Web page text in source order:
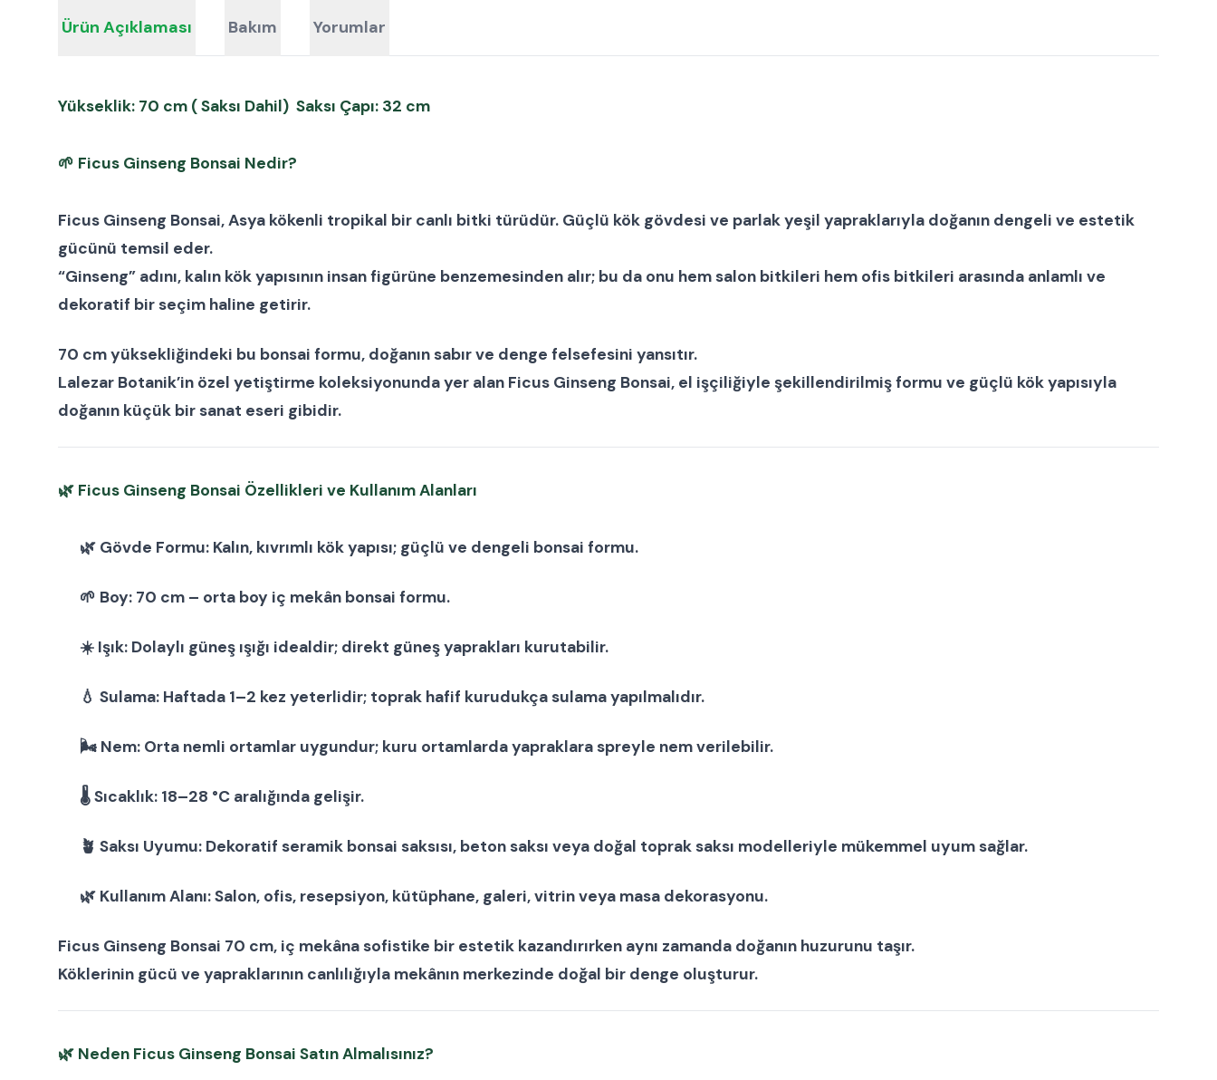
Ürün Açıklaması Bakım Yorumlar
Yükseklik: 70 cm ( Saksı Dahil) Saksı Çapı: 32 cm
🌱 Ficus Ginseng Bonsai Nedir?
Ficus Ginseng Bonsai, Asya kökenli tropikal bir canlı bitki türüdür. Güçlü kök gövdesi ve parlak yeşil yapraklarıyla doğanın dengeli ve estetik
gücünü temsil eder.
“Ginseng” adını, kalın kök yapısının insan figürüne benzemesinden alır; bu da onu hemsalon bitkileri hem ofis bitkileri arasında anlamlı ve
dekoratif bir seçim haline getirir.
70 cmyüksekliğindeki bu bonsai formu, doğanın sabır ve denge felsefesini yansıtır.
Lalezar Botanik’in özel yetiştirme koleksiyonunda yer alan Ficus Ginseng Bonsai, el işçiliğiyle şekillendirilmiş formu ve güçlü kök yapısıyla
doğanın küçük bir sanat eseri gibidir.
🌿 Ficus Ginseng Bonsai Özellikleri ve Kullanım Alanları
🌿 Gövde Formu: Kalın, kıvrımlı kök yapısı; güçlü ve dengeli bonsai formu.
🌱 Boy: 70 cm – orta boy iç mekân bonsai formu.
☀️ Işık: Dolaylı güneş ışığı idealdir; direkt güneş yaprakları kurutabilir.
💧 Sulama: Haftada 1–2 kez yeterlidir; toprak hafif kurudukça sulama yapılmalıdır.
🌬 Nem: Orta nemli ortamlar uygundur; kuru ortamlarda yapraklara spreyle nem verilebilir.
🌡Sıcaklık: 18–28 °C aralığında gelişir.
🪴 Saksı Uyumu: Dekoratif seramik bonsai saksısı, beton saksı veya doğal toprak saksı modelleriyle mükemmel uyum sağlar.
🌿 Kullanım Alanı:Salon, ofis, resepsiyon, kütüphane, galeri, vitrin veya masa dekorasyonu.
Ficus Ginseng Bonsai 70 cm, iç mekâna sofistike bir estetik kazandırırken aynı zamanda doğanın huzurunu taşır.
Köklerinin gücü ve yapraklarının canlılığıyla mekânın merkezinde doğal bir denge oluşturur.
🌿 Neden Ficus Ginseng Bonsai Satın Almalısınız?